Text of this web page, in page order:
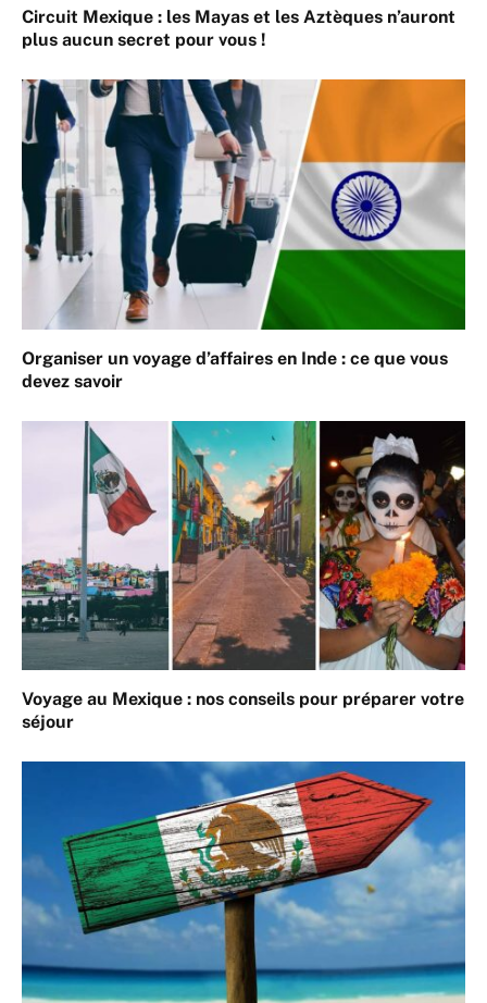
Circuit Mexique : les Mayas et les Aztèques n’auront
plus aucun secret pour vous !
Organiser un voyage d’affaires en Inde : ce que vous
devez savoir
Voyage au Mexique : nos conseils pour préparer votre
séjour